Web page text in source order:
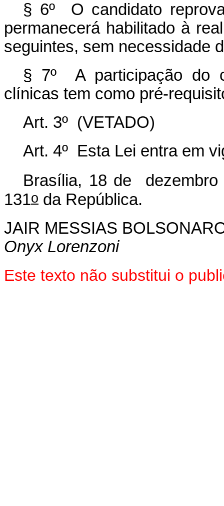
§ 6º O candidato
permanecerá habilitado à
seguintes, sem necessidade
§ 7º A participação do
clínicas tem como pré-
Art. 3º (VETADO)
Art. 4º Esta Lei entra em
Brasília, 18 de dezembro
131o da República.
JAIR MESSIAS
Onyx Lorenzoni
Este texto não substitui o